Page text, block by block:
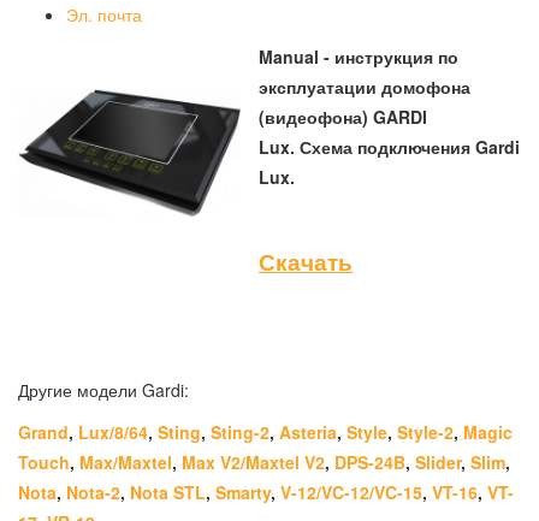
Эл. почта
Manual - инструкция по
эксплуатации домофона
(видеофона) GARDI
Lux. Схема подключения Gardi
Lux.
Скачать
Другие модели Gardi:
Grand, Lux/8/64, Sting, Sting-2, Asteria, Style, Style-2, Magic
Touch, Max/Maxtel, Max V2/Maxtel V2, DPS-24B, Slider, Slim,
Nota, Nota-2, Nota STL, Smarty, V-12/VC-12/VC-15, VT-16, VT-